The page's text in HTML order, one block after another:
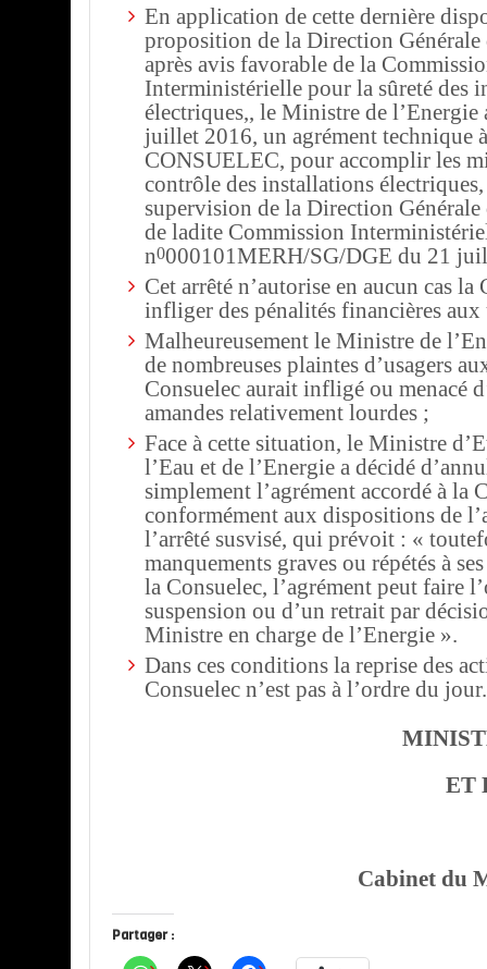
En application de cette dernière
proposition de la Direction Générale
après avis favorable de la
Interministérielle pour la sûreté des
électriques,, le Ministre de l’Energie
juillet 2016, un agrément technique
CONSUELEC, pour accomplir les
contrôle des installations électriques,
supervision de la Direction Générale
de ladite Commission
n0000101MERH/SG/DGE du 21
Cet arrêté n’autorise en aucun cas la
infliger des pénalités financières aux
Malheureusement le Ministre de
de nombreuses plaintes d’usagers
Consuelec aurait infligé ou menacé
amandes relativement lourdes ;
Face à cette situation, le Ministre
l’Eau et de l’Energie a décidé
simplement l’agrément accordé à la
conformément aux dispositions de
l’arrêté susvisé, qui prévoit : «
manquements graves ou répétés à
la Consuelec, l’agrément peut faire
suspension ou d’un retrait par
Ministre en charge de l’Energie ».
Dans ces conditions la reprise des
Consuelec n’est pas à l’ordre du jour.
ET
Cabinet du
Partager :